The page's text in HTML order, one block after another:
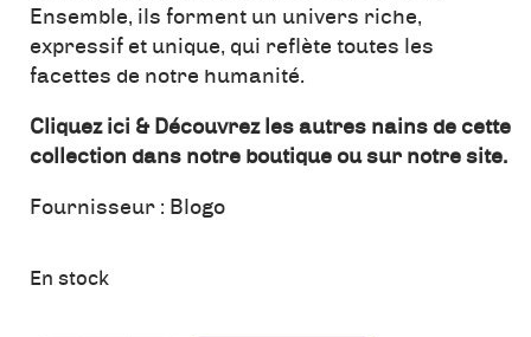
Ensemble, ils forment un univers riche,
expressif et unique, qui reflète toutes les
facettes de notre humanité.
Cliquez ici & Découvrez les autres nains de cette
collection dans notre boutique ou sur notre site.
Fournisseur : Blogo
En stock